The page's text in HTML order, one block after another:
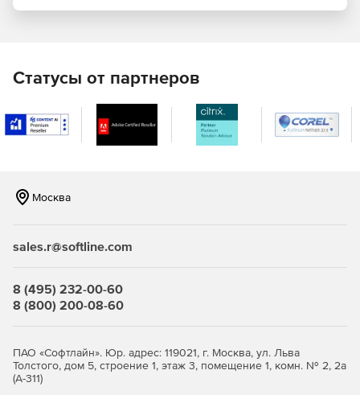
Статусы от партнеров
Москва
sales.r@softline.com
8 (495) 232-00-60
8 (800) 200-08-60
ПАО «Софтлайн». Юр. адрес: 119021, г. Москва, ул. Льва
Толстого, дом 5, строение 1, этаж 3, помещение 1, комн. № 2, 2а
(А-311)